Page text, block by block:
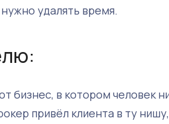
удалять время.
бизнес, в котором человек
привёл клиента в ту нишу,